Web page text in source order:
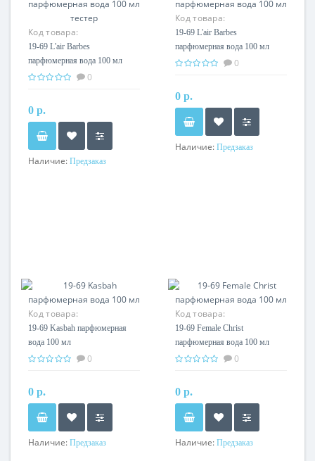
Код товара:
19-69 L'air Barbes
парфюмерная вода 100 мл
тестер
0
0 р.
Наличие: Предзаказ
Код товара:
19-69 L'air Barbes
парфюмерная вода 100 мл
0
0 р.
Наличие: Предзаказ
Код товара:
19-69 Kasbah парфюмерная
вода 100 мл
0
0 р.
Наличие: Предзаказ
Код товара:
19-69 Female Christ
парфюмерная вода 100 мл
0
0 р.
Наличие: Предзаказ